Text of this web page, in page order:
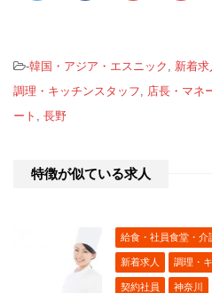
-韓国・アジア・エスニック 新着求
調理・キッチンスタッフ
店長・マネ
ート
長野
特徴が似ている求人
給食・社員食堂・介
新着求人 調理・
契約社員 神奈川